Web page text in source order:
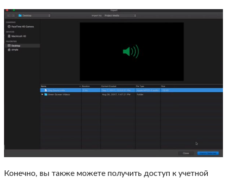
Конечно, вы также можете получить доступ к учетной